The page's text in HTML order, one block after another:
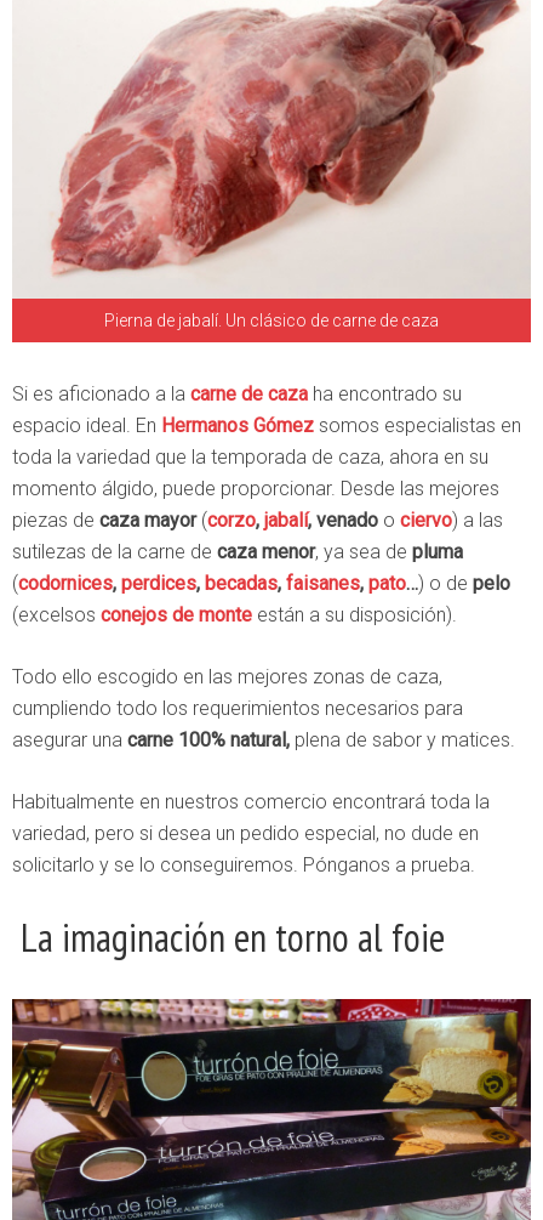
Pierna de jabalí. Un clásico de carne de caza
Si es aficionado a la carne de caza ha encontrado su
espacio ideal. En Hermanos Gómez somos especialistas en
toda la variedad que la temporada de caza, ahora en su
momento álgido, puede proporcionar. Desde las mejores
piezas de caza mayor(corzo, jabalí, venado o ciervo) a las
sutilezas de la carne de caza menor, ya sea de pluma
(codornices, perdices, becadas, faisanes, pato…) o de pelo
(excelsos conejos de monte están a su disposición).
Todo ello escogido en las mejores zonas de caza,
cumpliendo todo los requerimientos necesarios para
asegurar una carne 100% natural, plena de sabor y matices.
Habitualmente en nuestros comercio encontrará toda la
variedad, pero si desea un pedido especial, no dude en
solicitarlo y se lo conseguiremos. Pónganos a prueba.
La imaginación en torno al foie